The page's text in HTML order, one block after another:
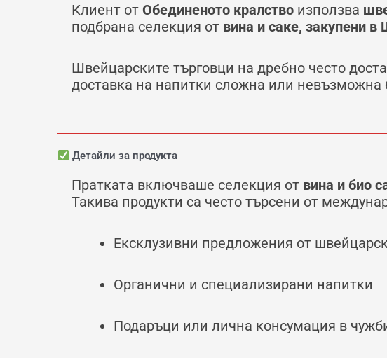
Клиент от Обединеното кралство използва
подбрана селекция от вина и саке, закупени в
Швейцарските търговци на дребно често
доставка на напитки сложна или
Детайли за продукта
Пратката включваше селекция от вина и био
Такива продукти са често търсени от
Ексклузивни предложения от
Органични и специализирани напитки
Подаръци или лична консумация в